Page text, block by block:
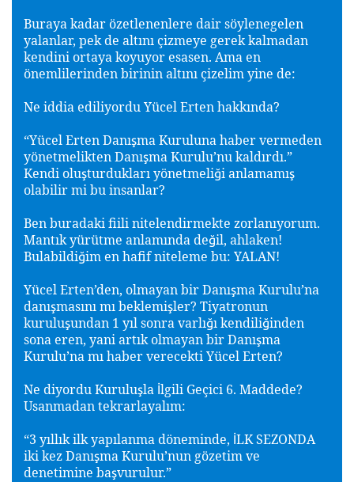
Buraya kadar özetlenenlere dair söylenegelen
yalanlar, pek de altını çizmeye gerek kalmadan
kendini ortaya koyuyor esasen. Ama en
önemlilerinden birinin altını çizelim yine de:
Ne iddia ediliyordu Yücel Erten hakkında?
“Yücel Erten Danışma Kuruluna haber vermeden
yönetmelikten Danışma Kurulu’nu kaldırdı.”
Kendi oluşturdukları yönetmeliği anlamamış
olabilir mi bu insanlar?
Ben buradaki fiili nitelendirmekte zorlanıyorum.
Mantık yürütme anlamında değil, ahlaken!
Bulabildiğim en hafif niteleme bu: YALAN!
Yücel Erten’den, olmayan bir Danışma Kurulu’na
danışmasını mı beklemişler? Tiyatronun
kuruluşundan 1 yıl sonra varlığı kendiliğinden
sona eren, yani artık olmayan bir Danışma
Kurulu’na mı haber verecekti Yücel Erten?
Ne diyordu Kuruluşla İlgili Geçici 6. Maddede?
Usanmadan tekrarlayalım:
“3 yıllık ilk yapılanma döneminde, İLK SEZONDA
iki kez Danışma Kurulu’nun gözetim ve
denetimine başvurulur.”